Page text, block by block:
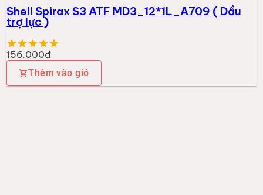
Shell Spirax S3 ATF MD3_12*1L_A709 ( Dầu
trợ lực )
156.000đ
Thêm vào giỏ